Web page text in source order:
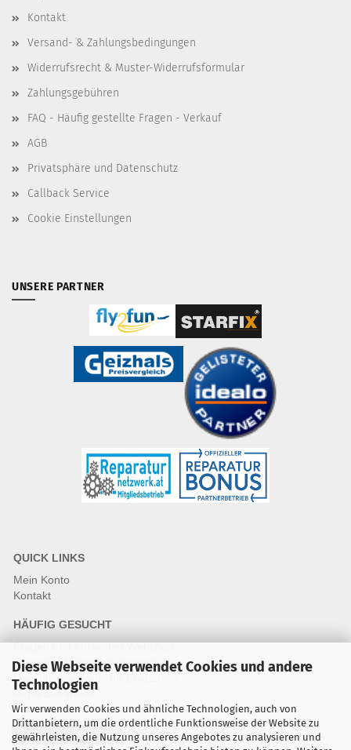
Diese Webseite verwendet Cookies und andere
Technologien
Wir verwenden Cookies und ähnliche Technologien, auch von
Drittanbietern, um die ordentliche Funktionsweise der Website zu
gewährleisten, die Nutzung unseres Angebotes zu analysieren und
Kontakt
Versand- & Zahlungsbedingungen
Widerrufsrecht & Muster-Widerrufsformular
Zahlungsgebühren
FAQ - Häufig gestellte Fragen - Verkauf
AGB
Privatsphäre und Datenschutz
Callback Service
Cookie Einstellungen
UNSERE PARTNER
QUICK LINKS
Mein Konto
Kontakt
HÄUFIG GESUCHT
Fragen und Antworten Webshop
Fragen & Antworten Reparatur
Qualitätsstandards für Ersatzteile
Reparaturablauf
Vertrag widerrufen